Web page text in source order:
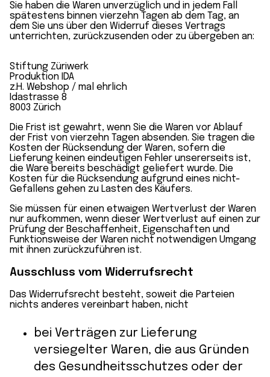
Sie haben die Waren unverzüglich und in jedem Fall
spätestens binnen vierzehn Tagen ab dem Tag, an
dem Sie uns über den Widerruf dieses Vertrags
unterrichten, zurückzusenden oder zu übergeben an:
Stiftung Züriwerk
Produktion IDA
z.H. Webshop / mal ehrlich
Idastrasse 8
8003 Zürich
Die Frist ist gewahrt, wenn Sie die Waren vor Ablauf
der Frist von vierzehn Tagen absenden. Sie tragen die
Kosten der Rücksendung der Waren, sofern die
Lieferung keinen eindeutigen Fehler unsererseits ist,
die Ware bereits beschädigt geliefert wurde. Die
Kosten für die Rücksendung aufgrund eines nicht-
Gefallens gehen zu Lasten des Käufers.
Sie müssen für einen etwaigen Wertverlust der Waren
nur aufkommen, wenn dieser Wertverlust auf einen zur
Prüfung der Beschaffenheit, Eigenschaften und
Funktionsweise der Waren nicht notwendigen Umgang
mit ihnen zurückzuführen ist.
Ausschluss vom Widerrufsrecht
Das Widerrufsrecht besteht, soweit die Parteien
nichts anderes vereinbart haben, nicht
bei Verträgen zur Lieferung
versiegelter Waren, die aus Gründen
des Gesundheitsschutzes oder der